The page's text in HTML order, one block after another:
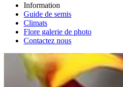
Information
Guide de semis
Climats
Flore galerie de photo
Contactez nous